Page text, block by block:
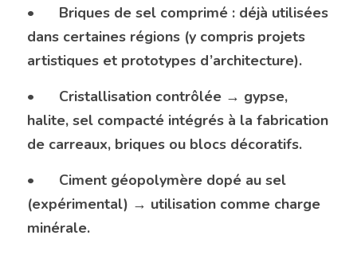
•	Briques de sel comprimé : déjà utilisées
dans certaines régions (y compris projets
artistiques et prototypes d’architecture).
•	Cristallisation contrôlée → gypse,
halite, sel compacté intégrés à la fabrication
de carreaux, briques ou blocs décoratifs.
•	Ciment géopolymère dopé au sel
(expérimental) → utilisation comme charge
minérale.